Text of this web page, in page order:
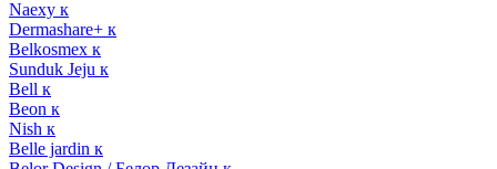
Naexy к
Dermashare+ к
Belkosmex к
Sunduk Jeju к
Bell к
Beon к
Nish к
Belle jardin к